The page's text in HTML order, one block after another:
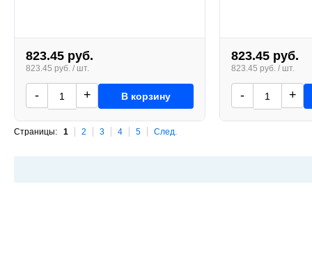
823.45 руб.
823.45 руб. / шт.
- + В корзину
823.45 руб.
823.45 руб. / шт.
- +
Страницы: 1 2 3 4 5 След.